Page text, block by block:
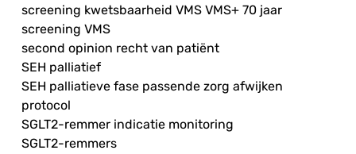
screening kwetsbaarheid VMS VMS+ 70 jaar
screening VMS
second opinion recht van patiënt
SEH palliatief
SEH palliatieve fase passende zorg afwijken
protocol
SGLT2-remmer indicatie monitoring
SGLT2-remmers